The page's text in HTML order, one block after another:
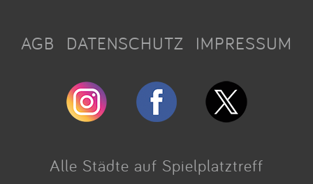
AGB DATENSCHUTZ IMPRESSUM
Alle Städte auf Spielplatztreff